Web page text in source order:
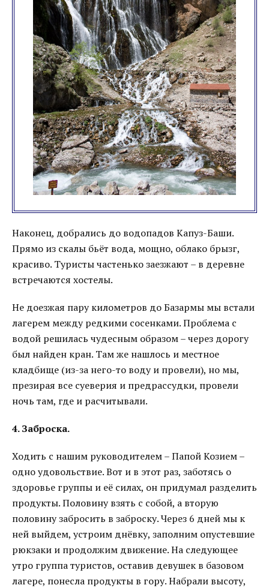
Наконец, добрались до водопадов Капуз-Баши.
Прямо из скалы бьёт вода, мощно, облако брызг,
красиво. Туристы частенько заезжают – в деревне
встречаются хостелы.
Не доезжая пару километров до Базармы мы встали
лагерем между редкими сосенками. Проблема с
водой решилась чудесным образом – через дорогу
был найден кран. Там же нашлось и местное
кладбище (из-за него-то воду и провели), но мы,
презирая все суеверия и предрассудки, провели
ночь там, где и расчитывали.
4. Заброска.
Ходить с нашим руководителем – Папой Козием –
одно удовольствие. Вот и в этот раз, заботясь о
здоровье группы и её силах, он придумал разделить
продукты. Половину взять с собой, а вторую
половину забросить в заброску. Через 6 дней мы к
ней выйдем, устроим днёвку, заполним опустевшие
рюкзаки и продолжим движение. На следующее
утро группа туристов, оставив девушек в базовом
лагере, понесла продукты в гору. Набрали высоту,